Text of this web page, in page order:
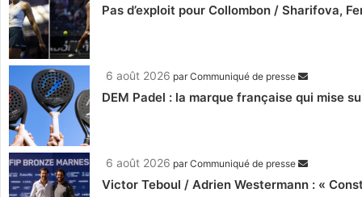
Pas d’exploit pour Collombon / Sharifova,
6 août 2026 parCommuniqué de presse
DEM Padel : la marque française qui mise
6 août 2026 parCommuniqué de presse
Victor Teboul / Adrien Westermann : «